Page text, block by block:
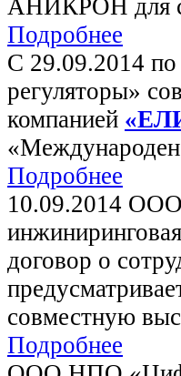
АНИКРОН для
Подробнее
C 29.09.2014
регуляторы»
компанией
Подробнее
10.09.2014
договор о
совместную
Подробнее